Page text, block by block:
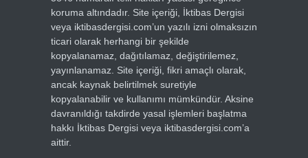
koruma altındadır. Site içeriği, İktibas Dergisi
veya iktibasdergisi.com’un yazılı izni olmaksızın
ticari olarak herhangi bir şekilde
kopyalanamaz, dağıtılamaz, değiştirilemez,
yayınlanamaz. Site içeriği, fikri amaçlı olarak,
ancak kaynak belirtilmek suretiyle
kopyalanabilir ve kullanımı mümkündür. Aksine
davranıldığı takdirde yasal işlemleri başlatma
hakkı İktibas Dergisi veya iktibasdergisi.com’a
aittir.